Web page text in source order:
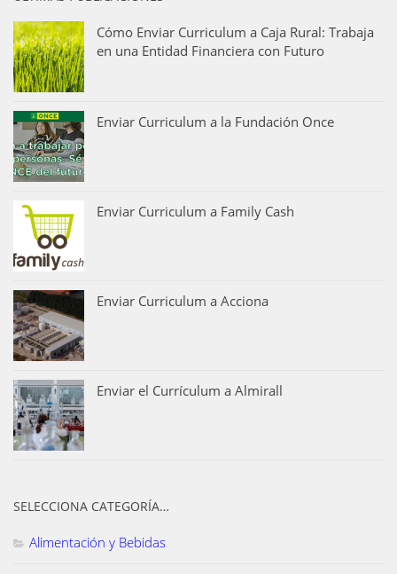
Cómo Enviar Curriculum a Caja Rural: Trabaja
en una Entidad Financiera con Futuro
Enviar Curriculum a la Fundación Once
Enviar Curriculum a Family Cash
Enviar Curriculum a Acciona
Enviar el Currículum a Almirall
SELECCIONA CATEGORÍA…
Alimentación y Bebidas